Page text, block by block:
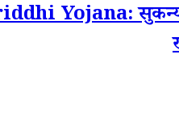
Yojana: सुकन्या